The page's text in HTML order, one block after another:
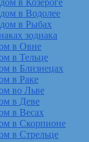
в Козероге
в Водолее
в Рыбах
зодиака
в Овне
в Тельце
в Близнецах
в Раке
во Льве
в Деве
в Весах
в Скорпионе
в Стрельце